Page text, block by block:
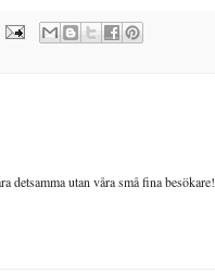
detsamma utan våra små fina besökare!